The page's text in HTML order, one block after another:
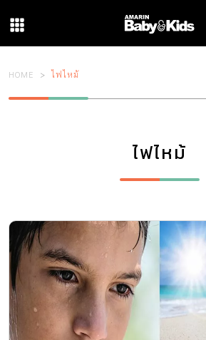
HOME ไฟไหม้
ไฟไหม้